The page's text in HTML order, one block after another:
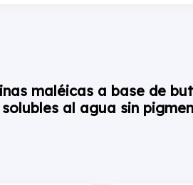
maléicas a base de
al agua sin